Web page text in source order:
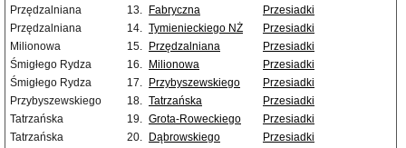
Przędzalniana
13. Fabryczna
Przesiadki
Przędzalniana
14. Tymienieckiego NŻ
Przesiadki
Milionowa
15. Przędzalniana
Przesiadki
Śmigłego Rydza
16. Milionowa
Przesiadki
Śmigłego Rydza
17. Przybyszewskiego
Przesiadki
Przybyszewskiego
18. Tatrzańska
Przesiadki
Tatrzańska
19. Grota-Roweckiego
Przesiadki
Tatrzańska
20. Dąbrowskiego
Przesiadki